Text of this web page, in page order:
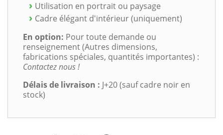
Utilisation en portrait ou paysage
Cadre élégant d'intérieur (uniquement)
En option: Pour toute demande ou
renseignement (Autres dimensions,
fabrications spéciales, quantités importantes) :
Contactez nous !
Délais de livraison : J+20 (sauf cadre noir en
stock)